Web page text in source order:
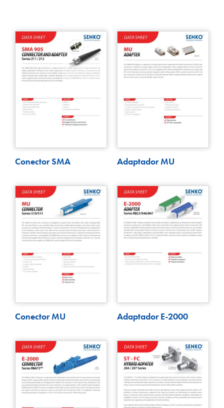
Conector SMA Adaptador MU
Conector MU Adaptador E-2000